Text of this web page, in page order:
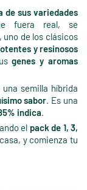
de sus variedades
fuera real, se
uno de los clásicos
y resinosos
genes y aromas
semilla híbrida
sabor. Es una
indica.
el pack de 1, 3,
y comienza tu